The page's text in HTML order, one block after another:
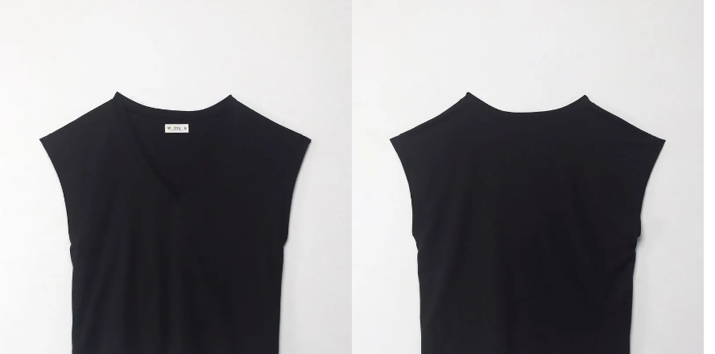
6.
Chaqueta
Camisetas Mujer